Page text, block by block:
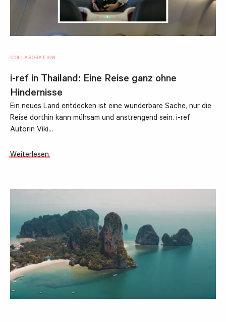
COLLABORATION
i-ref in Thailand: Eine Reise ganz ohne
Hindernisse
Ein neues Land entdecken ist eine wunderbare Sache, nur die
Reise dorthin kann mühsam und anstrengend sein. i-ref
Autorin Viki…
Weiterlesen